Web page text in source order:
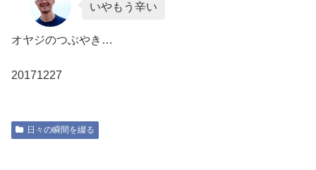
いやもう辛い
オヤジのつぶやき…
20171227
日々の瞬間を綴る